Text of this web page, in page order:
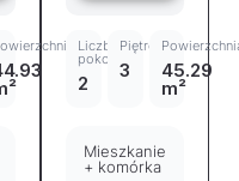
Liczba
pokoi
2
Piętro
3 45.29
m²
Mieszkanie
+ komórka